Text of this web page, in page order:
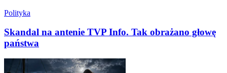
Polityka
Skandal na antenie TVP Info. Tak obrażano głowę
państwa